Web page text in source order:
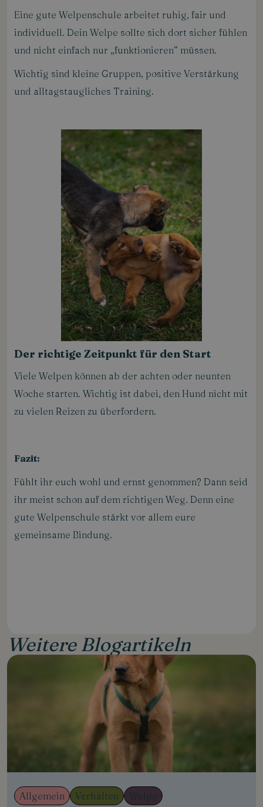
Eine gute Welpenschule arbeitet ruhig, fair und
individuell. Dein Welpe sollte sich dort sicher fühlen
und nicht einfach nur „funktionieren“ müssen.
Wichtig sind kleine Gruppen, positive Verstärkung
und alltagstaugliches Training.
Der richtige Zeitpunkt für den Start
Viele Welpen können ab der achten oder neunten
Woche starten. Wichtig ist dabei, den Hund nicht mit
zu vielen Reizen zu überfordern.
Fazit:
Fühlt ihr euch wohl und ernst genommen? Dann seid
ihr meist schon auf dem richtigen Weg. Denn eine
gute Welpenschule stärkt vor allem eure
gemeinsame Bindung.
Weitere Blogartikeln
Allgemein Verhalten Welpe